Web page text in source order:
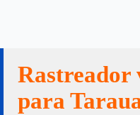
Rastreador
para